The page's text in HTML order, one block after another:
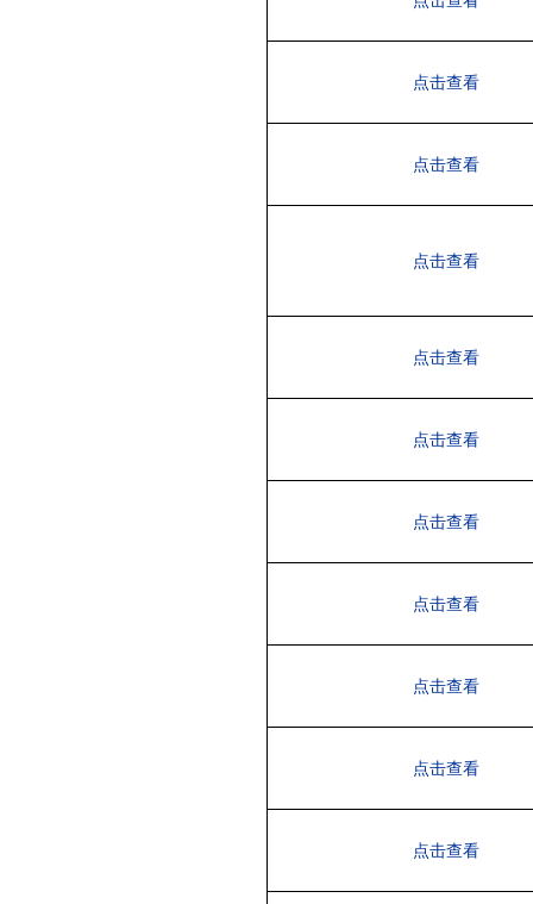
点击查看
点击查看
点击查看
点击查看
点击查看
点击查看
点击查看
点击查看
点击查看
点击查看